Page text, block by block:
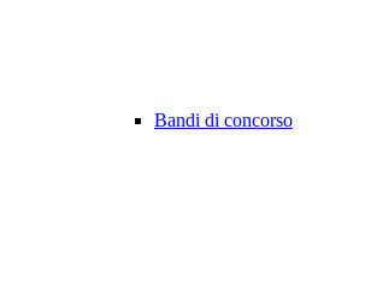
Bandi di concorso